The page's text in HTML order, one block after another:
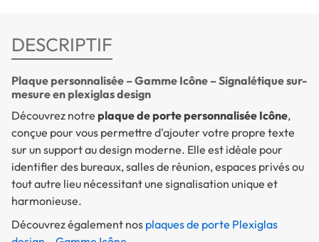
DESCRIPTIF
Plaque personnalisée – Gamme Icône – Signalétique sur-
mesure en plexiglas design
Découvrez notre plaque de porte personnalisée Icône,
conçue pour vous permettre d'ajouter votre propre texte
sur un support au design moderne. Elle est idéale pour
identifier des bureaux, salles de réunion, espaces privés ou
tout autre lieu nécessitant une signalisation unique et
harmonieuse.
Découvrez également nos plaques de porte Plexiglas